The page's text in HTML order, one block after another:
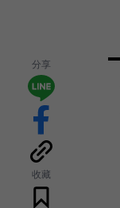
分享
收藏